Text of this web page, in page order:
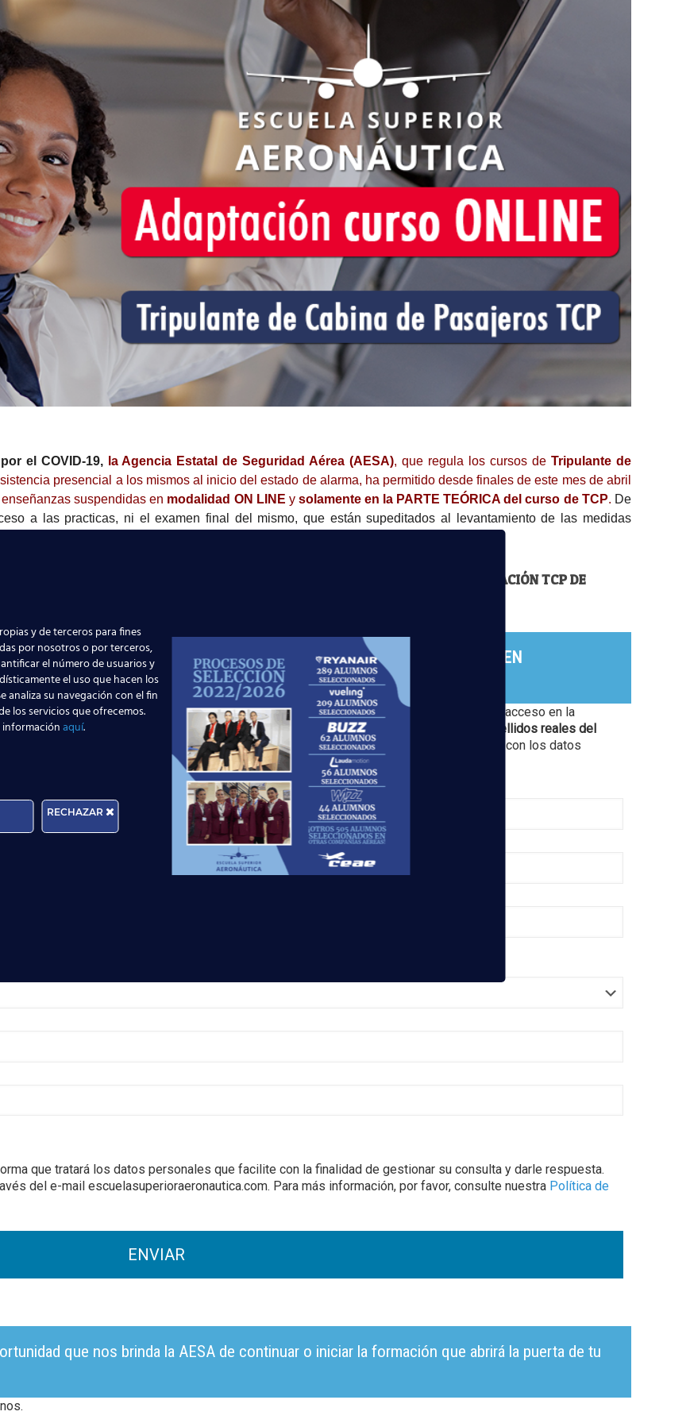
el COVID-19, la Agencia Estatal de Seguridad Aérea (AESA), que regula los cursos de Tripulante de
presencial a los mismos al inicio del estado de alarma, ha permitido desde finales de este mes de abril
suspendidas en modalidad ON LINE ysolamente en la PARTE TEÓRICA del curso de TCP. De
a las practicas, ni el examen final del mismo, que están supeditados al levantamiento de las medidas
en los tiempos que marque AESA.
CONTINUAR E INICIAR SU FORMACIÓN TCP DE
dicha recomendación, hemos habilitado unaplataforma de clases online EN
interrumpidas por motivo del COVID-19.
en el formulario más abajo, de forma que podamos formalizar tu inscripción de acceso en la
tu inscripción es obligatorio disponer de un correo electrónico de GMAIL con nombre y apellidos reales del
. Posteriormente, te remitiremos un nuevo mail con la fecha concreta de inicio, y con los datos
que tratará los datos personales que facilite con la finalidad de gestionar su consulta y darle respuesta.
del e-mail escuelasuperioraeronautica.com. Para más información, por favor, consulte nuestra Política de
que nos brinda la AESA de continuar o iniciar la formación que abrirá la puerta de tu
y de terceros para fines
por nosotros o por terceros,
el número de usuarios y
el uso que hacen los
analiza su navegación con el fin
los servicios que ofrecemos.
informaciónaquí.
RECHAZAR